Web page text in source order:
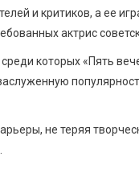
и критиков, а ее
актрис
которых «Пять
не теряя